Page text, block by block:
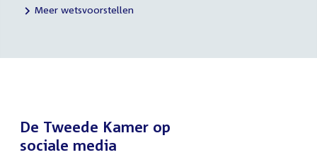
Meer wetsvoorstellen
De Tweede Kamer op
sociale media